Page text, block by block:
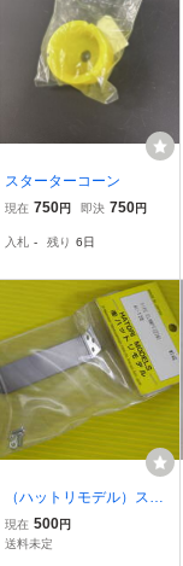
スターターコーン
現在 750円 即決 750円
入札 - 残り 6日
（ハットリモデル）ステ
ンバンド＜22パイ用＞
現在 500円
送料未定